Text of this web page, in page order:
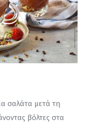
σαλάτα μετά τη
βόλτες στα